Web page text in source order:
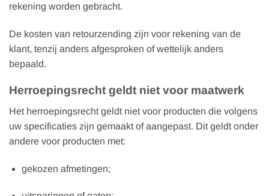
rekening worden gebracht.
De kosten van retourzending zijn voor rekening van de
klant, tenzij anders afgesproken of wettelijk anders
bepaald.
Herroepingsrecht geldt niet voor maatwerk
Het herroepingsrecht geldt niet voor producten die volgens
uw specificaties zijn gemaakt of aangepast. Dit geldt onder
andere voor producten met:
gekozen afmetingen;